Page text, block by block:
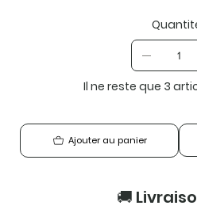
Il ne reste que 3
Ajouter au panier
🚚